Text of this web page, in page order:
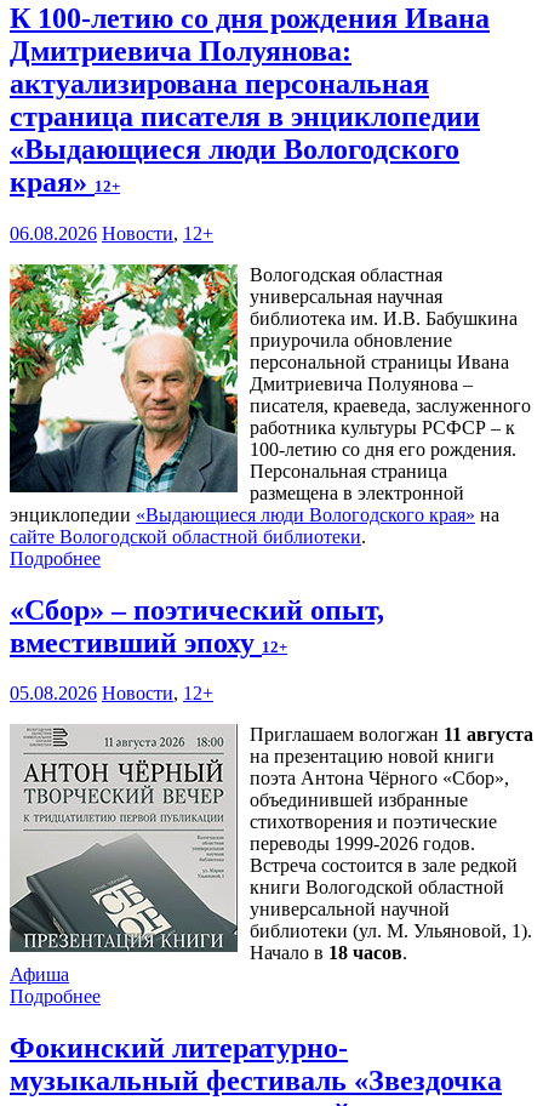
К 100-летию со дня рождения Ивана
Дмитриевича Полуянова:
актуализирована персональная
страница писателя в энциклопедии
«Выдающиеся люди Вологодского
края» 12+
06.08.2026 Новости, 12+
Вологодская областная
универсальная научная
библиотека им. И.В. Бабушкина
приурочила обновление
персональной страницы Ивана
Дмитриевича Полуянова –
писателя, краеведа, заслуженного
работника культуры РСФСР – к
100‑летию со дня его рождения.
Персональная страница
размещена в электронной
энциклопедии «Выдающиеся люди Вологодского края» на
сайте Вологодской областной библиотеки.
Подробнее
«Сбор» – поэтический опыт,
вместивший эпоху 12+
05.08.2026 Новости, 12+
Приглашаем вологжан 11 августа
на презентацию новой книги
поэта Антона Чёрного «Сбор»,
объединившей избранные
стихотворения и поэтические
переводы 1999-2026 годов.
Встреча состоится в зале редкой
книги Вологодской областной
универсальной научной
библиотеки (ул. М. Ульяновой, 1).
Начало в 18 часов.
Афиша
Подробнее
Фокинский литературно-
музыкальный фестиваль «Звездочка